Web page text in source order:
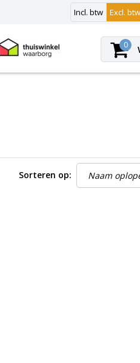
Incl. btw Excl. btw
0
Sorteren op: